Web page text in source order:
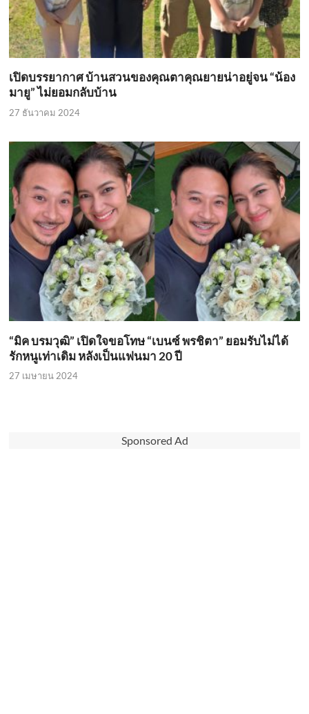
เปิดบรรยากาศ บ้านสวนของคุณตาคุณยายน่าอยู่จน “น้อง
มายู” ไม่ยอมกลับบ้าน
27 ธันวาคม 2024
“มิค บรมวุฒิ” เปิดใจขอโทษ “เบนซ์ พรชิตา” ยอมรับไม่ได้
รักหนูเท่าเดิม หลังเป็นแฟนมา 20 ปี
27 เมษายน 2024
Sponsored Ad